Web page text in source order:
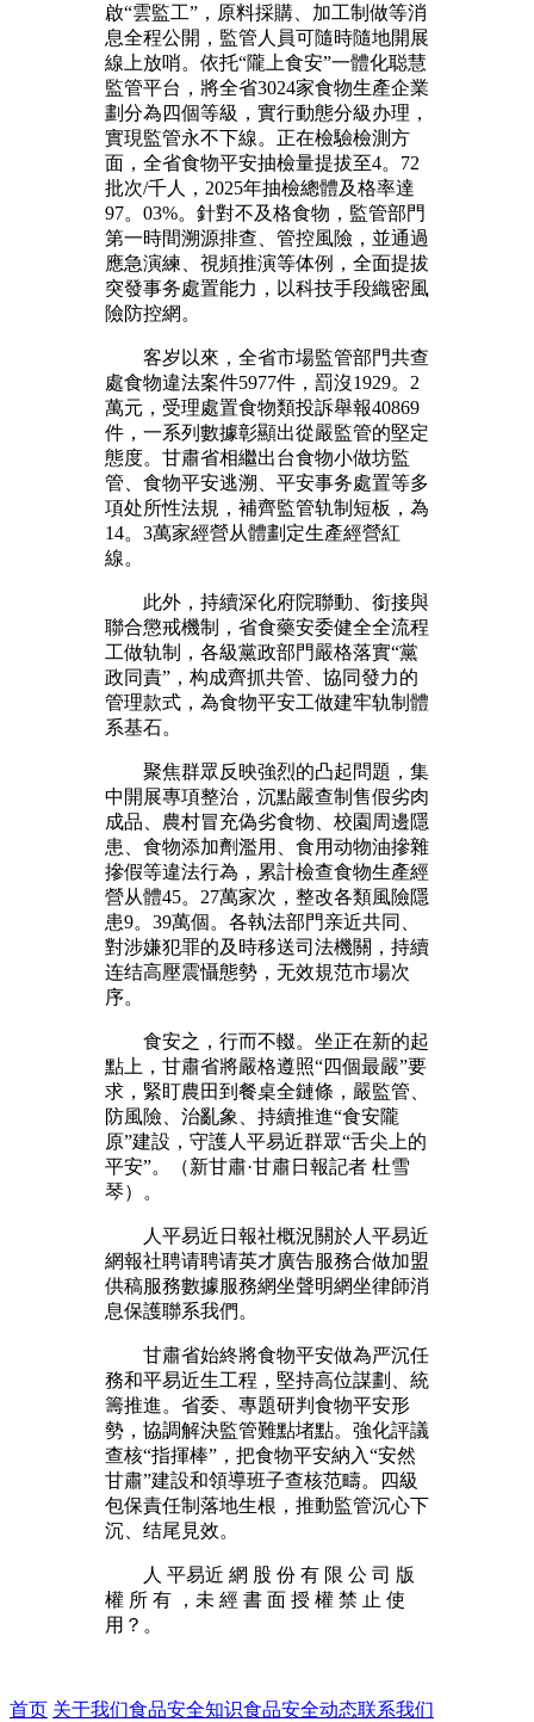
啟“雲監工”，原料採購、加工制做等消
息全程公開，監管人員可隨時隨地開展
線上放哨。依托“隴上食安”一體化聪慧
監管平台，將全省3024家食物生產企業
劃分為四個等級，實行動態分級办理，
實現監管永不下線。正在檢驗檢測方
面，全省食物平安抽檢量提拔至4。72
批次/千人，2025年抽檢總體及格率達
97。03%。針對不及格食物，監管部門
第一時間溯源排查、管控風險，並通過
應急演練、視頻推演等体例，全面提拔
突發事务處置能力，以科技手段織密風
險防控網。
客岁以來，全省市場監管部門共查
處食物違法案件5977件，罰沒1929。2
萬元，受理處置食物類投訴舉報40869
件，一系列數據彰顯出從嚴監管的堅定
態度。甘肅省相繼出台食物小做坊監
管、食物平安逃溯、平安事务處置等多
項处所性法規，補齊監管轨制短板，為
14。3萬家經營从體劃定生產經營紅
線。
此外，持續深化府院聯動、銜接與
聯合懲戒機制，省食藥安委健全全流程
工做轨制，各級黨政部門嚴格落實“黨
政同責”，构成齊抓共管、協同發力的
管理款式，為食物平安工做建牢轨制體
系基石。
聚焦群眾反映強烈的凸起問題，集
中開展專項整治，沉點嚴查制售假劣肉
成品、農村冒充偽劣食物、校園周邊隱
患、食物添加劑濫用、食用动物油摻雜
摻假等違法行為，累計檢查食物生產經
營从體45。27萬家次，整改各類風險隱
患9。39萬個。各執法部門亲近共同、
對涉嫌犯罪的及時移送司法機關，持續
连结高壓震懾態勢，无效規范市場次
序。
食安之，行而不輟。坐正在新的起
點上，甘肅省將嚴格遵照“四個最嚴”要
求，緊盯農田到餐桌全鏈條，嚴監管、
防風險、治亂象、持續推進“食安隴
原”建設，守護人平易近群眾“舌尖上的
平安”。（新甘肅·甘肅日報記者 杜雪
琴）。
人平易近日報社概況關於人平易近
網報社聘请聘请英才廣告服務合做加盟
供稿服務數據服務網坐聲明網坐律師消
息保護聯系我們。
甘肅省始終將食物平安做為严沉任
務和平易近生工程，堅持高位謀劃、統
籌推進。省委、專題研判食物平安形
勢，協調解決監管難點堵點。強化評議
查核“指揮棒”，把食物平安納入“安然
甘肅”建設和領導班子查核范疇。四級
包保責任制落地生根，推動監管沉心下
沉、结尾見效。
人 平易近 網 股 份 有 限 公 司 版
權 所 有 ，未 經 書 面 授 權 禁 止 使
用？。
首页 关于我们食品安全知识食品安全动态联系我们